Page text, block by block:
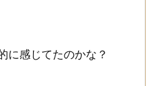
に感じてたのかな？